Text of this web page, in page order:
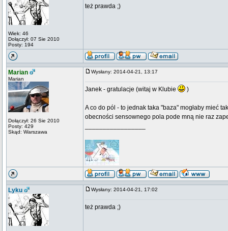
Wiek: 46
Dołączył: 07 Sie 2010
Posty: 194
też prawda ;)
Marian
Marian
Dołączył: 26 Sie 2010
Posty: 429
Skąd: Warszawa
Wysłany: 2014-04-21, 13:17
Janek - gratulacje (witaj w Klubie )
A co do pól - to jednak taka "baza" mogłaby mieć
obecności sensownego pola pode mną nie raz
Lyku Wysłany: 2014-04-21, 17:02
też prawda ;)